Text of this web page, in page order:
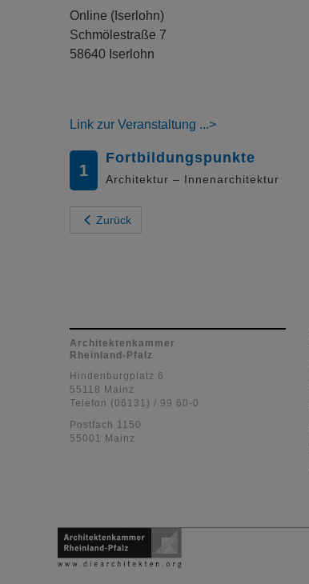
Online (Iserlohn)
Schmölestraße 7
58640 Iserlohn
Link zur Veranstaltung
1
Fortbildungspunkte
Architektur – Innenarchitektur
Zurück
Architektenkammer
Rheinland-Pfalz
Hindenburgplatz 6
55118 Mainz
Telefon (06131) / 99 60-0
Postfach 1150
55001 Mainz